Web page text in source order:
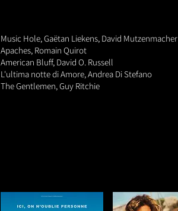
Music Hole, Gaëtan Liekens, David Mutzenmacher
Apaches, Romain Quirot
American Bluff, David O. Russell
L'ultima notte di Amore, Andrea Di Stefano
The Gentlemen, Guy Ritchie